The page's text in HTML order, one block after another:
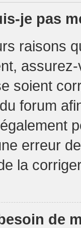
je pas
raisons
soient
forum
erreur
la
de